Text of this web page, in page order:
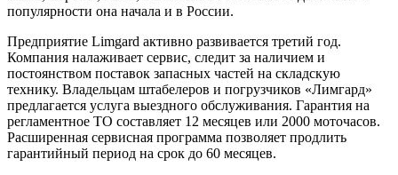
популярности она начала и в России.
Предприятие Limgard активно развивается третий год.
Компания налаживает сервис, следит за наличием и
постоянством поставок запасных частей на складскую
технику. Владельцам штабелеров и погрузчиков «Лимгард»
предлагается услуга выездного обслуживания. Гарантия на
регламентное ТО составляет 12 месяцев или 2000 моточасов.
Расширенная сервисная программа позволяет продлить
гарантийный период на срок до 60 месяцев.